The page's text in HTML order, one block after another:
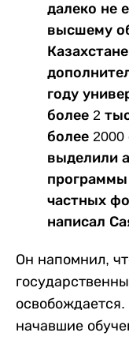
далеко не
высшему
году
более 2
более
выделили
программы
частных
написал
Он напомнил,
начавшие